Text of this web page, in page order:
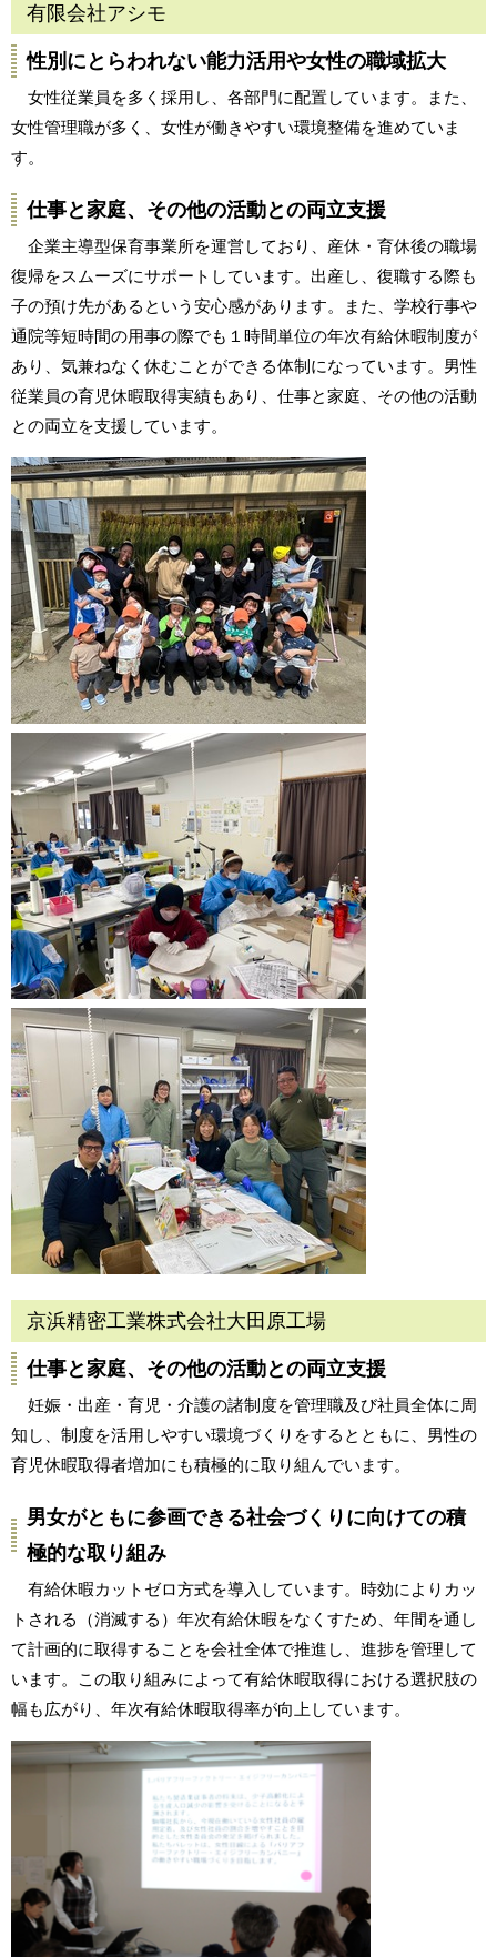
有限会社アシモ
性別にとらわれない能力活用や女性の職域拡大
女性従業員を多く採用し、各部門に配置しています。また、
女性管理職が多く、女性が働きやすい環境整備を進めていま
す。
仕事と家庭、その他の活動との両立支援
企業主導型保育事業所を運営しており、産休・育休後の職場
復帰をスムーズにサポートしています。出産し、復職する際も
子の預け先があるという安心感があります。また、学校行事や
通院等短時間の用事の際でも１時間単位の年次有給休暇制度が
あり、気兼ねなく休むことができる体制になっています。男性
従業員の育児休暇取得実績もあり、仕事と家庭、その他の活動
との両立を支援しています。
京浜精密工業株式会社大田原工場
仕事と家庭、その他の活動との両立支援
妊娠・出産・育児・介護の諸制度を管理職及び社員全体に周
知し、制度を活用しやすい環境づくりをするとともに、男性の
育児休暇取得者増加にも積極的に取り組んでいます。
男女がともに参画できる社会づくりに向けての積
極的な取り組み
有給休暇カットゼロ方式を導入しています。時効によりカッ
トされる（消滅する）年次有給休暇をなくすため、年間を通し
て計画的に取得することを会社全体で推進し、進捗を管理して
います。この取り組みによって有給休暇取得における選択肢の
幅も広がり、年次有給休暇取得率が向上しています。